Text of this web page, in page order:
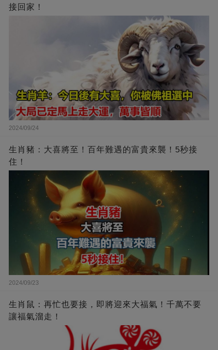
接回家！
2024/09/24
生肖豬：大喜將至！百年難遇的富貴來襲！5秒接
住！
2024/09/23
生肖鼠：再忙也要接，即將迎來大福氣！千萬不要
讓福氣溜走！